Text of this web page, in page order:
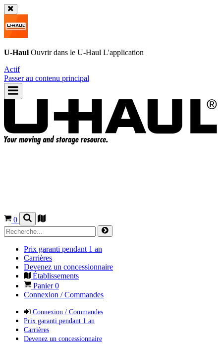
U-Haul Ouvrir dans le U-Haul L'application
Actif
Passer au contenu principal
0
Prix garanti pendant 1 an
Carrières
Devenez un concessionnaire
Établissements
Panier0
Connexion / Commandes
Connexion / Commandes
Prix garanti pendant 1 an
Carrières
Devenez un concessionnaire